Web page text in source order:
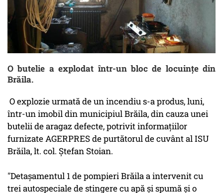
O butelie a explodat într-un bloc de locuințe din
Brăila.
O explozie urmată de un incendiu s-a produs, luni,
într-un imobil din municipiul Brăila, din cauza unei
butelii de aragaz defecte, potrivit informaţiilor
furnizate AGERPRES de purtătorul de cuvânt al ISU
Brăila, lt. col. Ştefan Stoian.
"Detaşamentul 1 de pompieri Brăila a intervenit cu
trei autospeciale de stingere cu apă şi spumă şi o